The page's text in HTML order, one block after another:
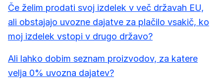
Če želim prodati svoj izdelek v več državah EU,
ali obstajajo uvozne dajatve za plačilo vsakič, ko
moj izdelek vstopi v drugo državo?
Ali lahko dobim seznam proizvodov, za katere
velja 0% uvozna dajatev?